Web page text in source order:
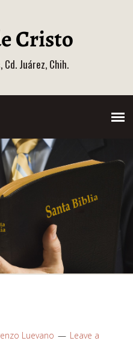
Juárez, Chih.
Luevano
Leave a